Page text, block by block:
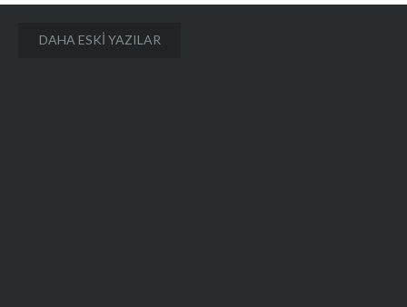
Yazı
DAHA ESKI YAZILAR